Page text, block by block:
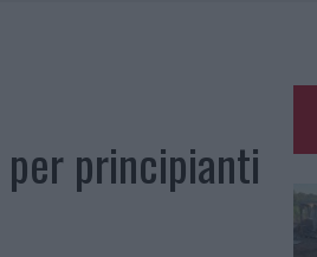
principianti